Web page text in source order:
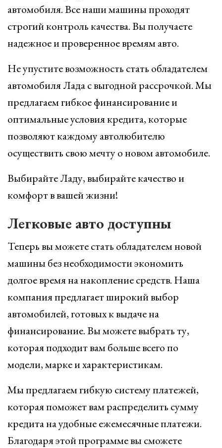
автомобиля. Все наши машины проходят
строгий контроль качества. Вы получаете
надежное и проверенное времям авто.
Не упустите возможность стать обладателем
автомобиля Лада с выгодной рассрочкой. Мы
предлагаем гибкое финансирование и
оптимальные условия кредита, которые
позволяют каждому автолюбителю
осуществить свою мечту о новом автомобиле.
Выбирайте Ладу, выбирайте качество и
комфорт в вашей жизни!
Легковые авто доступны
Теперь вы можете стать обладателем новой
машины без необходимости экономить
долгое время на накопление средств. Наша
компания предлагает широкий выбор
автомобилей, готовых к выдаче на
финансирование. Вы можете выбрать ту,
которая подходит вам больше всего по
модели, марке и характеристикам.
Мы предлагаем гибкую систему платежей,
которая поможет вам распределить сумму
кредита на удобные ежемесячные платежи.
Благодаря этой программе вы сможете